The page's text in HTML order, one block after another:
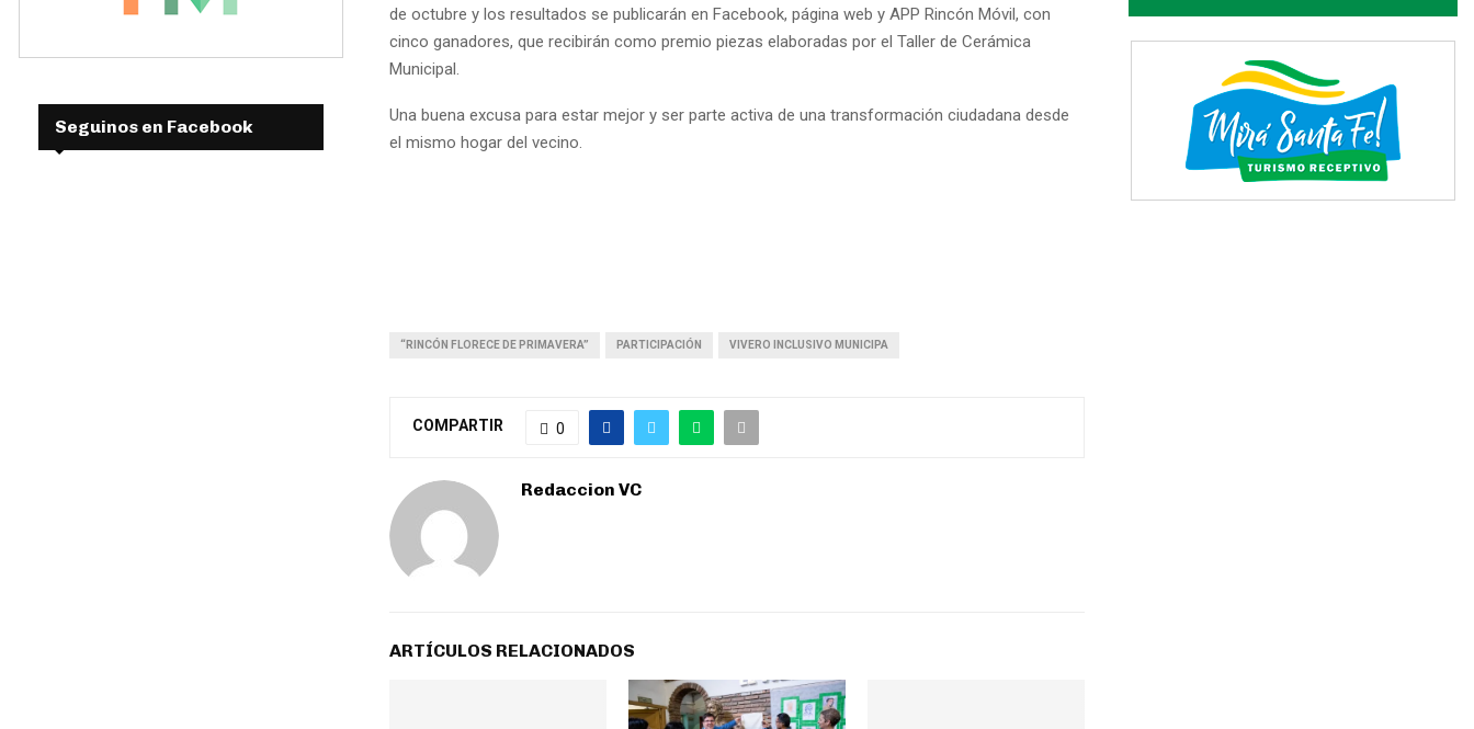
de octubre y los resultados se publicarán en Facebook, página web y APP Rincón Móvil, con
cinco ganadores, que recibirán como premio piezas elaboradas por el Taller de Cerámica
Municipal.
Una buena excusa para estar mejor y ser parte activa de una transformación ciudadana desde
el mismo hogar del vecino.
“RINCÓN FLORECE DE PRIMAVERA” PARTICIPACIÓN VIVERO INCLUSIVO MUNICIPA
COMPARTIR 0
Redaccion VC
ARTÍCULOS RELACIONADOS
Seguinos en Facebook